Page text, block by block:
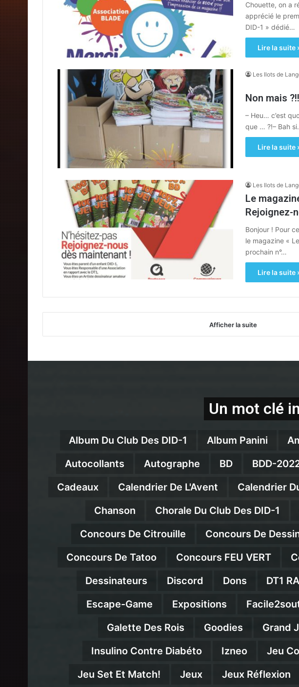
Chouette, on a
apprécié le
DID-1 » dédié…
Lire la suite
Les Ilots de
Non mais ?!!
– Heu… c’est
que … ?!– Bah
Lire la suite
Les Ilots de
Le
Rejoignez-
Bonjour ! Pour
le magazine «
prochain n°…
Lire la suite
Afficher la suite
Un mot clé
Album Du Club Des DID-1 Album Panini
Autocollants
Autographe BD BDD-
Cadeaux
Calendrier De L'Avent Calendrier
Chanson
Chorale Du Club Des DID-1
Concours De Citrouille
Concours De
Concours De Tatoo
Concours FEU VERT
Dessinateurs
Discord Dons DT1
Escape-Game
Expositions
Galette Des Rois
Goodies Grand
Insulino Contre Diabéto
Izneo Jeu
Jeu Set Et Match!
Jeux Jeux Réflexion